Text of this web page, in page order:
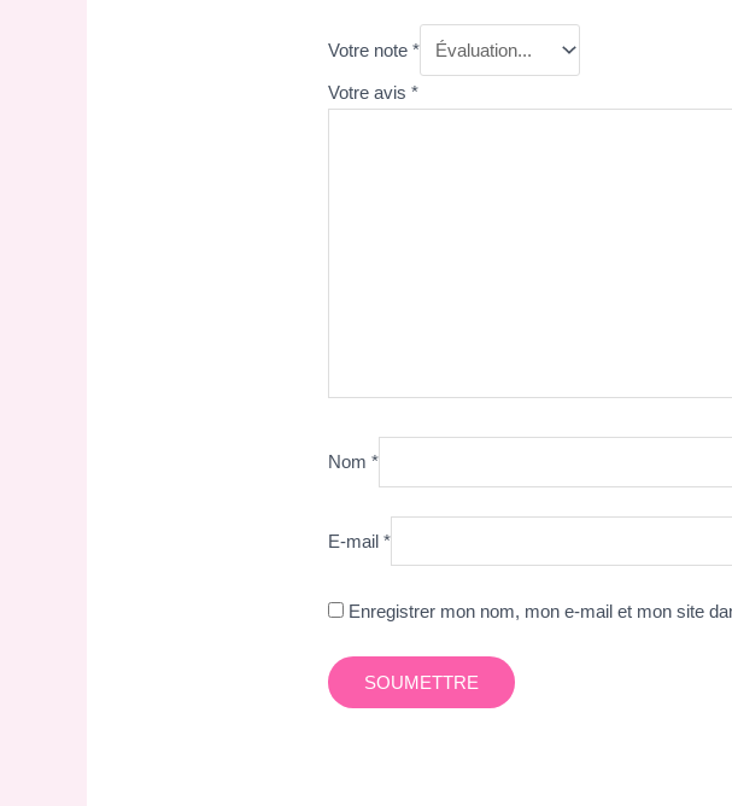
Votre note*
Votre avis*
Nom*
E-mail*
Enregistrer mon nom, mon e-mail et mon site